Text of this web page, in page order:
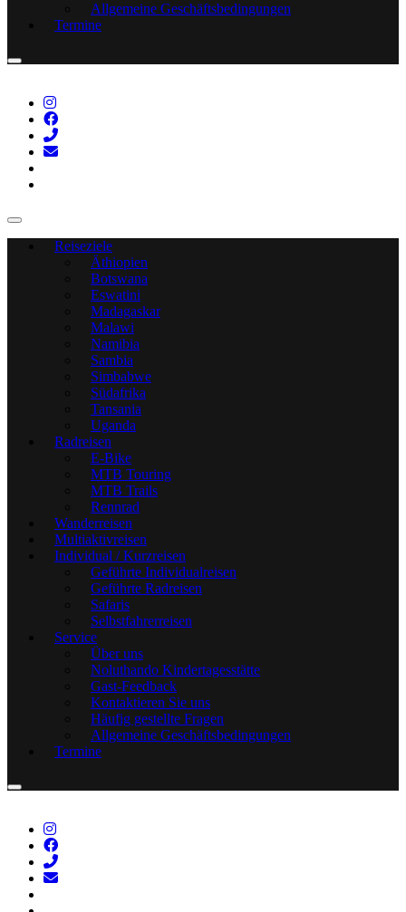
Allgemeine Geschäftsbedingungen
Termine
Reiseziele
Äthiopien
Botswana
Eswatini
Madagaskar
Malawi
Namibia
Sambia
Simbabwe
Südafrika
Tansania
Uganda
Radreisen
E-Bike
MTB Touring
MTB Trails
Rennrad
Wanderreisen
Multiaktivreisen
Individual / Kurzreisen
Geführte Individualreisen
Geführte Radreisen
Safaris
Selbstfahrerreisen
Service
Über uns
Noluthando Kindertagesstätte
Gast-Feedback
Kontaktieren Sie uns
Häufig gestellte Fragen
Allgemeine Geschäftsbedingungen
Termine